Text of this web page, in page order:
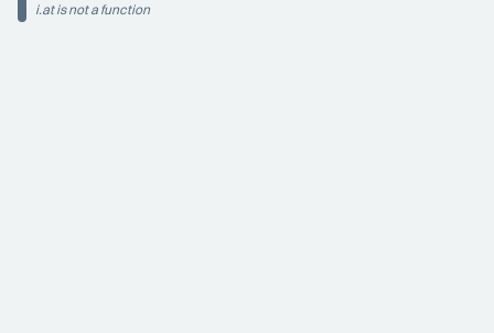
i.at is not a function